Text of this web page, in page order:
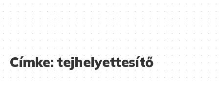
Címke:tejhelyettesítő